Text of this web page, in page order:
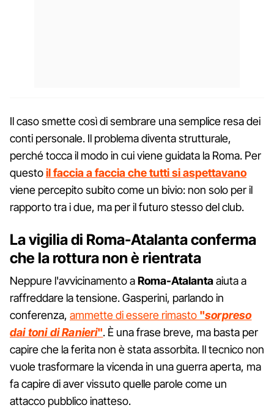
Il caso smette così di sembrare una semplice resa dei
conti personale. Il problema diventa strutturale,
perché tocca il modo in cui viene guidata la Roma. Per
questoil faccia a faccia che tutti si aspettavano
viene percepito subito come un bivio: non solo per il
rapporto tra i due, ma per il futuro stesso del club.
La vigilia di Roma-Atalanta conferma
che la rottura non è rientrata
Neppure l'avvicinamento aRoma-Atalantaaiuta a
raffreddare la tensione. Gasperini, parlando in
conferenza, ammette di essere rimasto "sorpreso
dai toni di Ranieri". È una frase breve, ma basta per
capire che la ferita non è stata assorbita. Il tecnico non
vuole trasformare la vicenda in una guerra aperta, ma
fa capire di aver vissuto quelle parole come un
attacco pubblico inatteso.